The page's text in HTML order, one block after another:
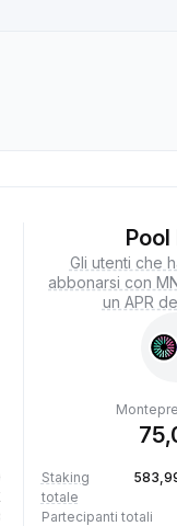
Pool
Gli utenti che
abbonarsi con
un APR
Staking
totale
Partecipanti totali